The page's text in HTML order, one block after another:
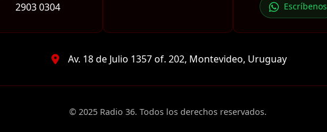
2903 0304
Escríbenos
Av. 18 de Julio 1357 of. 202, Montevideo, Uruguay
© 2025 Radio 36. Todos los derechos reservados.